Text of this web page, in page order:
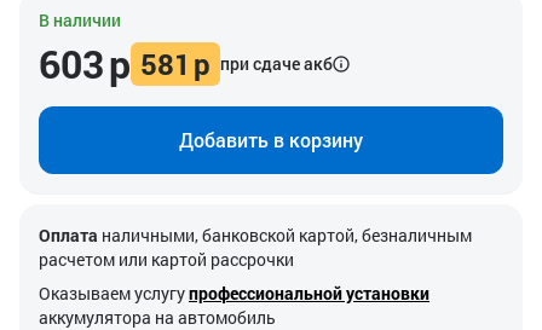
В наличии
603р 581 р при сдаче акб
Добавить в корзину
Оплата наличными, банковской картой, безналичным
расчетом или картой рассрочки
Оказываем услугупрофессиональной установки
аккумулятора на автомобиль